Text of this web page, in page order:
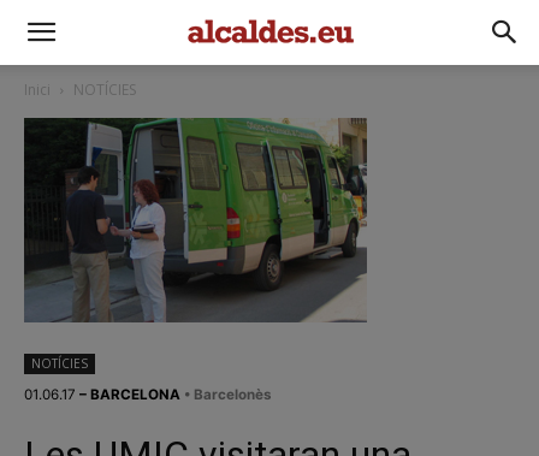
Inici NOTÍCIES
NOTÍCIES
01.06.17 – BARCELONA • Barcelonès